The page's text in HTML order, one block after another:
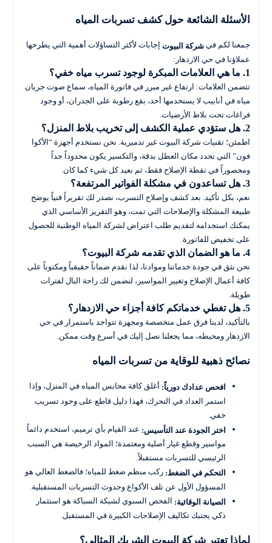
الأسئلة الشائعة حول كشف تسربات المياه
جمعنا لكم في شركة البيوت إجابات لأكثر التساؤلات أهمية التي يطرحها
عملاؤنا في حي الازدهار:
1. ما هي العلامات المبكرة لوجود تسرب مياه خفي؟
تتضمن العلامات: ارتفاع غير مبرر في فاتورة المياه، سماع صوت جريان
مياه في أنابيب لا يستخدمها أحد، بقع رطوبة على الجدران، أو وجود
فراغات تحت بلاط الأرضيات.
2. هل ستؤدي عملية الكشف إلى تخريب بلاط المنزل؟
اطمئن؛ تقنيات شركة البيوت غير تدميرية. نحن نستخدم أجهزة “الأكوا
فون” التي تحدد مكان العطل بدقة، والتكسير يكون محدوداً جداً
ومحصوراً في نقطة الإصلاح فقط، ثم نعيد كل شيء كما كان.
3. هل تساعدون في مشكلة الفواتير المرتفعة؟
نعم، بكل تأكيد. بعد كشف وإصلاح التسرب، نصدر لك تقريراً فنياً يوضح
طبيعة المشكلة والإصلاحات التي تمت، وهو التقرير الأساسي الذي
يمكنك استخدامه لتقديم طلب اعتراض لشركة المياه الوطنية للحصول
على تخفيض للفاتورة.
4. ما هو الضمان الذي تقدمه شركة البيوت؟
نحن نثق في جودة خدماتنا وموادنا، لذا نقدم ضماناً حقيقياً ومكتوباً على
كافة أعمال الإصلاح وتغيير المواسير، لنضمن لك راحة البال لفترات
طويلة.
5. هل تغطي خدماتكم كافة أجزاء حي الازدهار؟
بالتأكيد، لدينا فرق عمل متخصصة ومجهزة تتواجد باستمرار في حي
الازدهار ومحيطه، مما يجعلنا نصل إليك في أسرع وقت ممكن.
نصائح ذهبية للوقاية من تسربات المياه
افحص عدادك دورياً: أغلق كافة محابس المياه في المنزل، وإذا
استمر العداد في التحرك، فهذا دليل قاطع على وجود تسريب
خفي.
اختر الجودة عند التأسيس: عند القيام بأي ترميم، استخدم دائماً
مواسير وقطع غيار أصلية ومعتمدة؛ المواد الرخيصة هي السبب
الرئيسي للتسربات مستقبلاً.
التحكم في الضغط: ركب منظم ضغط للمياه؛ فالضغط العالي هو
المسؤول الأول عن تلف الأكواع وحدوث التسربات المستقبلية.
الصيانة الوقائية: الفحص السنوي لشبكة السباكة هو استثمار
ذكي يجنبك تكاليف الإصلاحات الكبيرة في المستقبل.
لماذا تعتبر شركة البيوت الشريك المثالي؟